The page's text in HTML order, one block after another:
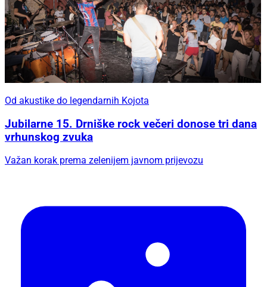
Od akustike do legendarnih Kojota
Jubilarne 15. Drniške rock večeri donose tri dana
vrhunskog zvuka
Važan korak prema zelenijem javnom prijevozu